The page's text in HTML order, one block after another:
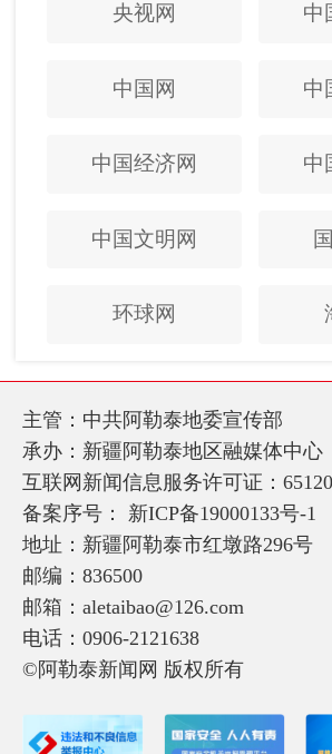
央视网 中
中国网 中
中国经济网 中
中国文明网
环球网
主管：中共阿勒泰地委宣传部
承办：新疆阿勒泰地区融媒体中心
互联网新闻信息服务许可证：
备案序号： 新ICP备19000133号-1
地址：新疆阿勒泰市红墩路296号
邮编：836500
邮箱：aletaibao@126.com
电话：0906-2121638
©阿勒泰新闻网 版权所有